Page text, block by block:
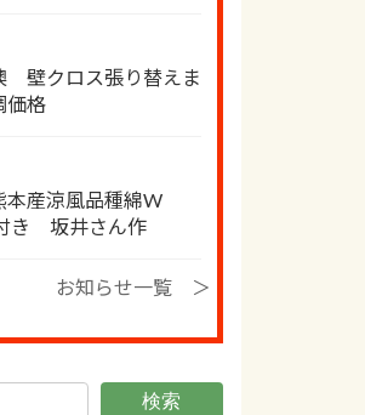
クロス張り替えま
格
産涼風品種綿W
き 坂井さん作
お知らせ一覧 ＞
検索